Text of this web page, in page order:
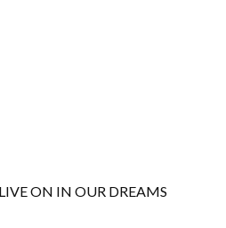
ON IN OUR DREAMS